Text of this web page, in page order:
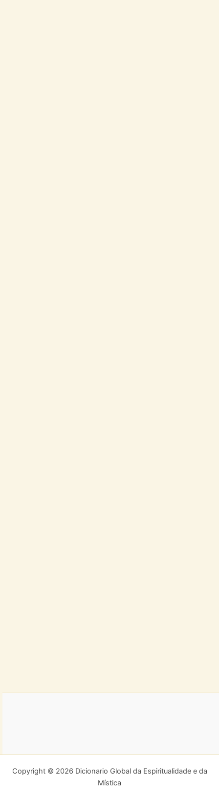
Copyright © 2026 Dicionario Global da Espiritualidade e da
Mística